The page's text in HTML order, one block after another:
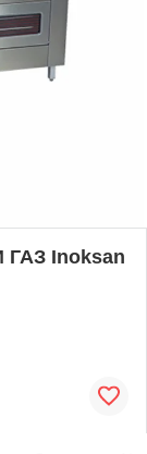
Inoksan